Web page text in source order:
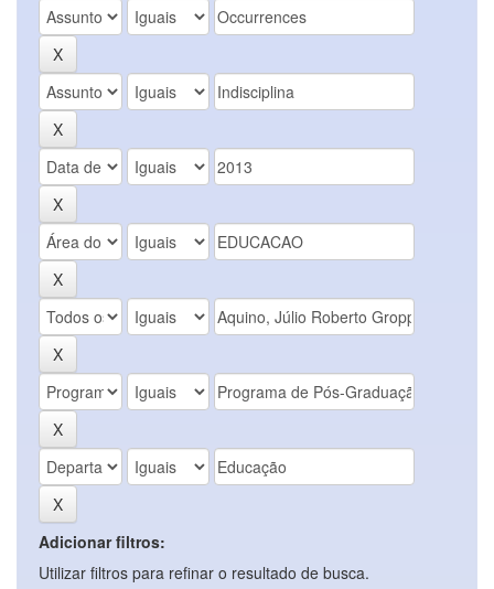
Adicionar filtros:
Utilizar filtros para refinar o resultado de busca.